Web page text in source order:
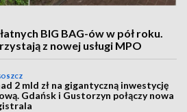
BIG BAG-ów w pół roku.
z nowej usługi MPO
2 mld zł na gigantyczną inwestycję
Gdańsk i Gustorzyn połączy nowa